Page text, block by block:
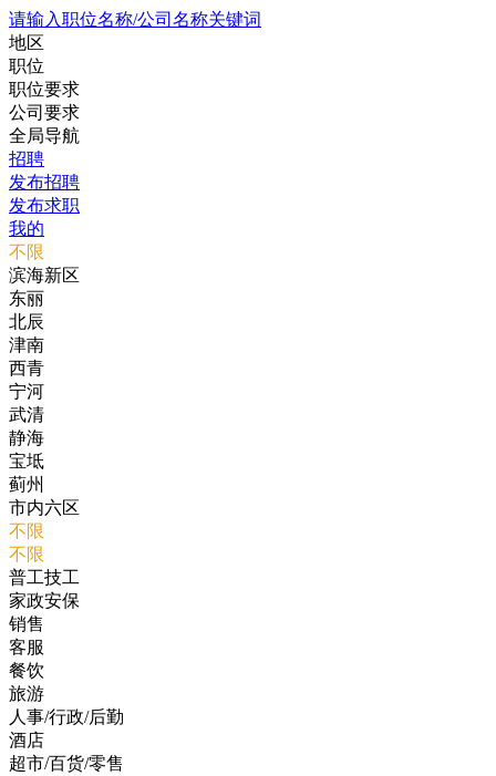
请输入职位名称/公司名称关键词
地区
职位
职位要求
公司要求
全局导航
招聘
发布招聘
发布求职
我的
不限
滨海新区
东丽
北辰
津南
西青
宁河
武清
静海
宝坻
蓟州
市内六区
不限
不限
普工技工
家政安保
销售
客服
餐饮
旅游
人事/行政/后勤
酒店
超市/百货/零售